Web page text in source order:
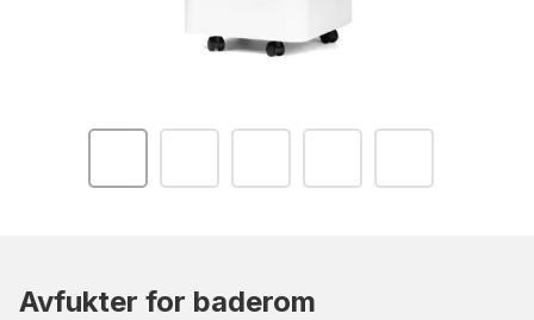
Avfukter for baderom